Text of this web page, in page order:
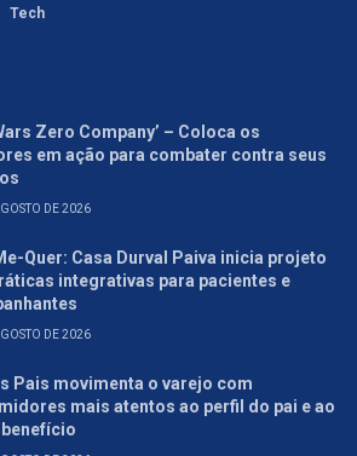
Tech
Zero Company’ – Coloca os
em ação para combater contra seus
DE 2026
Quer: Casa Durval Paiva inicia projeto
integrativas para pacientes e
DE 2026
Pais movimenta o varejo com
mais atentos ao perfil do pai e ao